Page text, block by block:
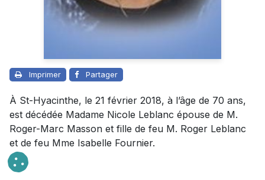
Imprimer Partager
À St-Hyacinthe, le 21 février 2018, à l’âge de 70 ans,
est décédée Madame Nicole Leblanc épouse de M.
Roger-Marc Masson et fille de feu M. Roger Leblanc
et de feu Mme Isabelle Fournier.